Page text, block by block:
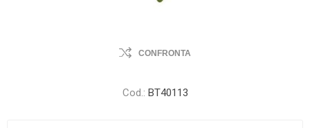
CONFRONTA
Cod.: BT40113